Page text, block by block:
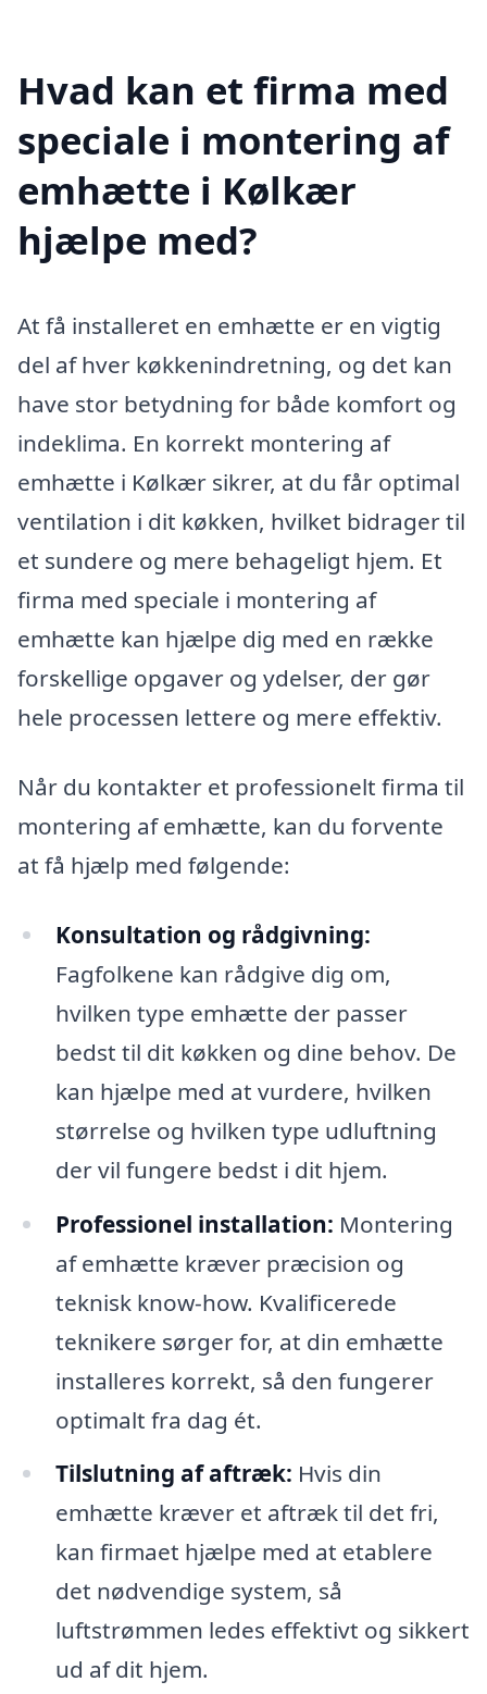
Hvad kan et firma med
speciale i montering af
emhætte i Kølkær
hjælpe med?
At få installeret en emhætte er en vigtig
del af hver køkkenindretning, og det kan
have stor betydning for både komfort og
indeklima. En korrekt montering af
emhætte i Kølkær sikrer, at du får optimal
ventilation i dit køkken, hvilket bidrager til
et sundere og mere behageligt hjem. Et
firma med speciale i montering af
emhætte kan hjælpe dig med en række
forskellige opgaver og ydelser, der gør
hele processen lettere og mere effektiv.
Når du kontakter et professionelt firma til
montering af emhætte, kan du forvente
at få hjælp med følgende:
Konsultation og rådgivning:
Fagfolkene kan rådgive dig om,
hvilken type emhætte der passer
bedst til dit køkken og dine behov. De
kan hjælpe med at vurdere, hvilken
størrelse og hvilken type udluftning
der vil fungere bedst i dit hjem.
Professionel installation: Montering
af emhætte kræver præcision og
teknisk know-how. Kvalificerede
teknikere sørger for, at din emhætte
installeres korrekt, så den fungerer
optimalt fra dag ét.
Tilslutning af aftræk: Hvis din
emhætte kræver et aftræk til det fri,
kan firmaet hjælpe med at etablere
det nødvendige system, så
luftstrømmen ledes effektivt og sikkert
ud af dit hjem.